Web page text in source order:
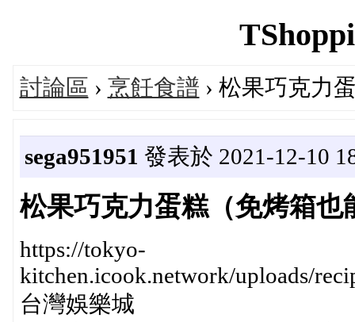
討論區 › 烹飪食譜 › 松果巧克力
sega951951 發表於 2021-12-10
松果巧克力蛋糕（免烤箱也
https://tokyo-
kitchen.icook.network/uploads/
台灣娛樂城